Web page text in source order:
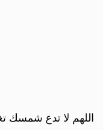
اللهم لا تدع شمسك